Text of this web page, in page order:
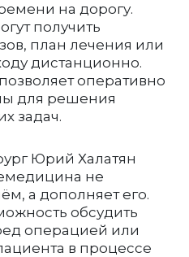
на дорогу.
получить
план лечения или
дистанционно.
оперативно
для решения
задач.
Юрий Халатян
не
а дополняет его.
обсудить
операцией или
в процессе